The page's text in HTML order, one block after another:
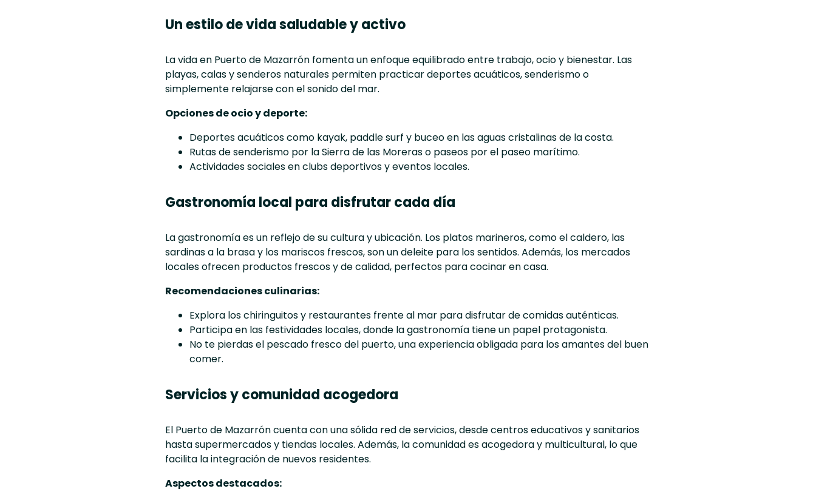
Un estilo de vida saludable y activo
La vida en Puerto de Mazarrón fomenta un enfoque equilibrado entre trabajo, ocio y bienestar. Las
playas, calas y senderos naturales permiten practicar deportes acuáticos, senderismo o
simplemente relajarse con el sonido del mar.
Opciones de ocio y deporte:
Deportes acuáticos como kayak, paddle surf y buceo en las aguas cristalinas de la costa.
Rutas de senderismo por la Sierra de las Moreras o paseos por el paseo marítimo.
Actividades sociales en clubs deportivos y eventos locales.
Gastronomía local para disfrutar cada día
La gastronomía es un reflejo de su cultura y ubicación. Los platos marineros, como el caldero, las
sardinas a la brasa y los mariscos frescos, son un deleite para los sentidos. Además, los mercados
locales ofrecen productos frescos y de calidad, perfectos para cocinar en casa.
Recomendaciones culinarias:
Explora los chiringuitos y restaurantes frente al mar para disfrutar de comidas auténticas.
Participa en las festividades locales, donde la gastronomía tiene un papel protagonista.
No te pierdas el pescado fresco del puerto, una experiencia obligada para los amantes del buen
comer.
Servicios y comunidad acogedora
El Puerto de Mazarrón cuenta con una sólida red de servicios, desde centros educativos y sanitarios
hasta supermercados y tiendas locales. Además, la comunidad es acogedora y multicultural, lo que
facilita la integración de nuevos residentes.
Aspectos destacados: